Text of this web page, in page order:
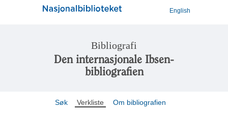
English
Bibliografi
Den internasjonale Ibsen-
bibliografien
Søk Verkliste Om bibliografien